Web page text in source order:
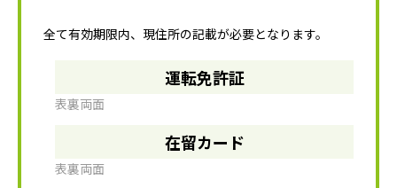
全て有効期限内、現住所の記載が必要となります。
運転免許証
表裏両面
在留カード
表裏両面